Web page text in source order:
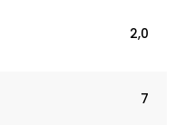
2,0
7